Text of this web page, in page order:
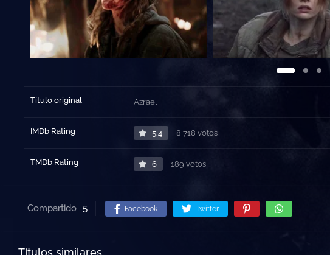
Título original Azrael
IMDb Rating 5.4 8,718 votos
TMDb Rating 6 189 votos
Compartido 5 Facebook Twitter
Títulos similares